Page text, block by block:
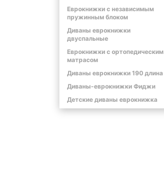
Еврокнижки с независимым
пружинным блоком
Диваны еврокнижки
двуспальные
Еврокнижки с ортопедическим
матрасом
Диваны еврокнижки 190 длина
Диваны-еврокнижки Фиджи
Детские диваны еврокнижка